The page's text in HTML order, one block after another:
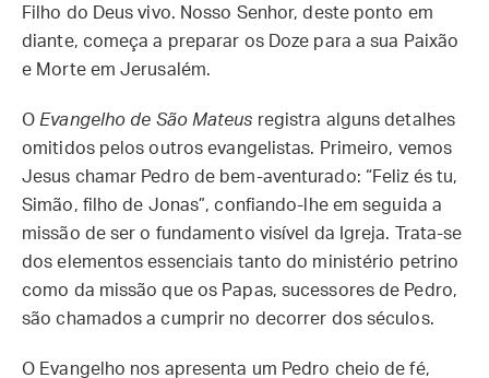
Filho do Deus vivo. Nosso Senhor, deste ponto em
diante, começa a preparar os Doze para a sua Paixão
e Morte em Jerusalém.
O Evangelho de São Mateus registra alguns detalhes
omitidos pelos outros evangelistas. Primeiro, vemos
Jesus chamar Pedro de bem-aventurado: “Feliz és tu,
Simão, filho de Jonas”, confiando-lhe em seguida a
missão de ser o fundamento visível da Igreja. Trata-se
dos elementos essenciais tanto do ministério petrino
como da missão que os Papas, sucessores de Pedro,
são chamados a cumprir no decorrer dos séculos.
O Evangelho nos apresenta um Pedro cheio de fé,